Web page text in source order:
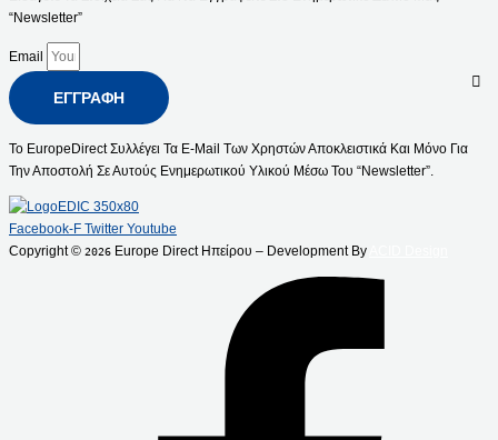
“Newsletter”
Email
ΕΓΓΡΑΦΉ
Το EuropeDirect Συλλέγει Τα E-Mail Των Χρηστών Αποκλειστικά Και Μόνο Για
Την Αποστολή Σε Αυτούς Ενημερωτικού Υλικού Μέσω Του “Newsletter”.
Facebook-F Twitter Youtube
Copyright © 2026 Europe Direct Ηπείρου – Development By